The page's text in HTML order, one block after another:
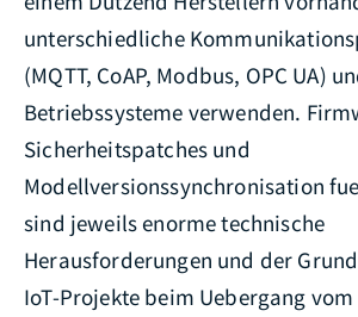
unterschiedliche
(MQTT, CoAP, Modbus, OPC UA)
Betriebssysteme verwenden.
Sicherheitspatches und
Modellversionssynchronisation
sind jeweils enorme technische
Herausforderungen und der
IoT-Projekte beim Uebergang